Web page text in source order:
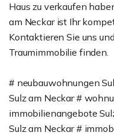
Haus zu verkaufen
am Neckar ist Ihr
Kontaktieren Sie uns
Traumimmobilie finden.
# neubauwohnungen
Sulz am Neckar #
immobilienangebote
Sulz am Neckar #